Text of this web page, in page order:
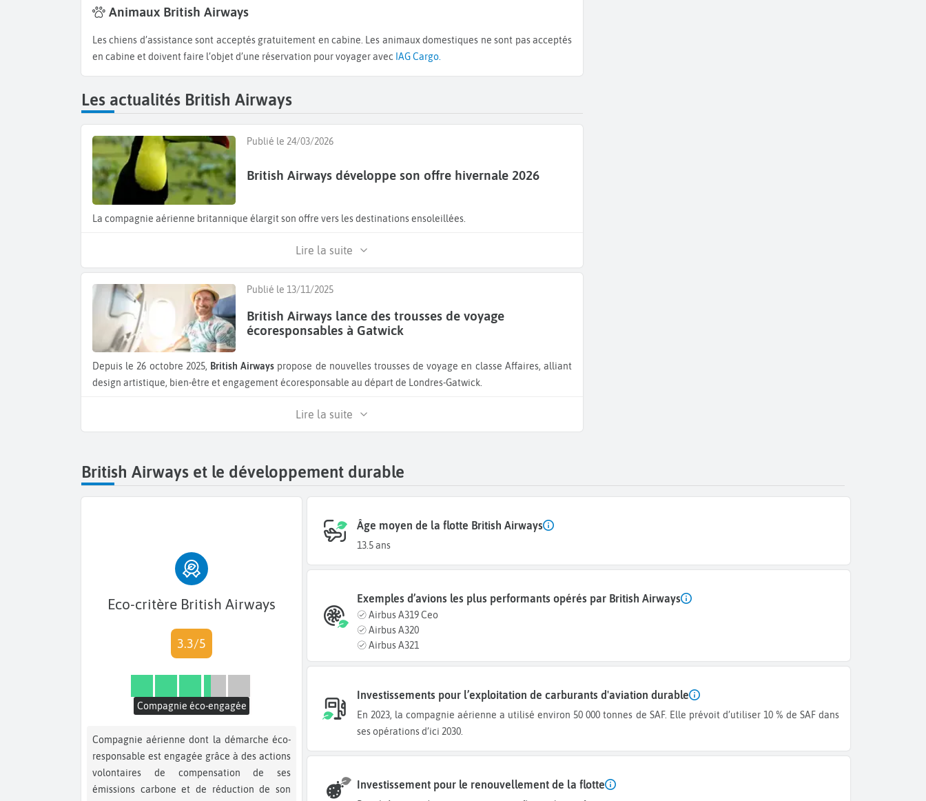
Animaux British Airways
Les chiens d’assistance sont acceptés gratuitement en cabine. Les animaux domestiques ne sont pas acceptés
en cabine et doivent faire l’objet d’une réservation pour voyager avec IAG Cargo.
Les actualités British Airways
Publié le 24/03/2026
British Airways développe son offre hivernale 2026
La compagnie aérienne britannique élargit son offre vers les destinations ensoleillées.
Lire la suite
Publié le 13/11/2025
British Airways lance des trousses de voyage
écoresponsables à Gatwick
Depuis le 26 octobre 2025, British Airways propose de nouvelles trousses de voyage en classe Affaires, alliant
design artistique, bien-être et engagement écoresponsable au départ de Londres-Gatwick.
Lire la suite
British Airways et le développement durable
Eco-critère British Airways
3.3/5
Compagnie éco-engagée
Compagnie aérienne dont la démarche éco-
responsable est engagée grâce à des actions
volontaires de compensation de ses
émissions carbone et de réduction de son
Âge moyen de la flotte British Airways
13.5 ans
Exemples d’avions les plus performants opérés par British Airways
Airbus A319 Ceo
Airbus A320
Airbus A321
Investissements pour l’exploitation de carburants d'aviation durable
En 2023, la compagnie aérienne a utilisé environ 50 000 tonnes de SAF. Elle prévoit d’utiliser 10 % de SAF dans
ses opérations d’ici 2030.
Investissement pour le renouvellement de la flotte